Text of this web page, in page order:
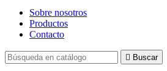
Sobre nosotros
Productos
Contacto
 Buscar